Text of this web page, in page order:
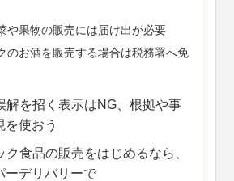
や果物の販売には届け出が必要
のお酒を販売する場合は税務署へ免
解を招く表示はNG、根拠や事
を使おう
ク食品の販売をはじめるなら、
ーデリバリーで